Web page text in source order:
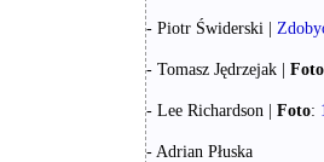
- Piotr Świderski |
- Tomasz Jędrzejak | Foto
- Lee Richardson | Foto:
- Adrian Płuska